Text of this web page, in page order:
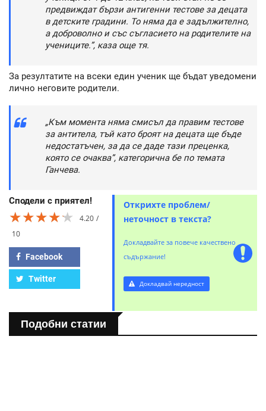
предвиждат бързи антигенни тестове за децата
в детските градини. То няма да е задължително,
а доброволно и със съгласието на родителите на
учениците.”, каза още тя.
За резултатите на всеки един ученик ще бъдат уведомени
лично неговите родители.
„Към момента няма смисъл да правим тестове
за антитела, тъй като броят на децата ще бъде
недостатъчен, за да се даде тази преценка,
която се очаква”, категорична бе по темата
Ганчева.
Сподели с приятел!
★★★★★
★★★★★
★★★★★
4.20
10
Facebook
Twitter
Открихте проблем/
неточност в текста?
Докладвайте за повече качествено
съдържание!
Докладвай нередност
Подобни статии